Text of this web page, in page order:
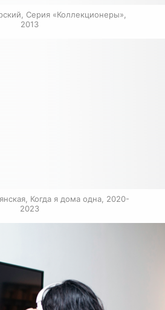
Серия «Коллекционеры»,
2013
Когда я дома одна, 2020-
2023